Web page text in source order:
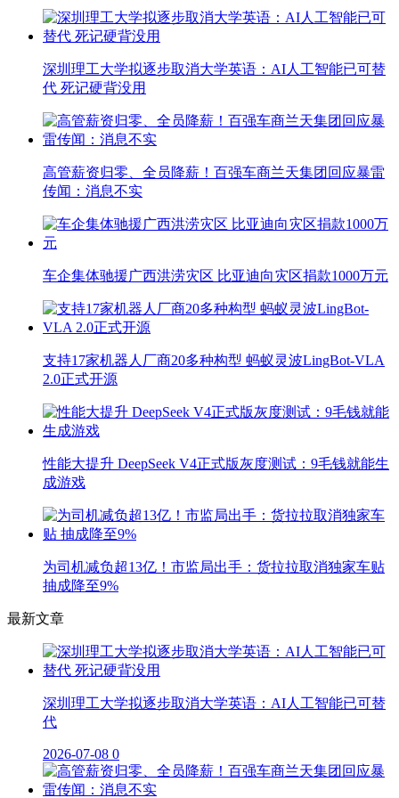
深圳理工大学拟逐步取消大学英语：AI人工智能已可替
代 死记硬背没用
高管薪资归零、全员降薪！百强车商兰天集团回应暴雷
传闻：消息不实
车企集体驰援广西洪涝灾区 比亚迪向灾区捐款1000万元
支持17家机器人厂商20多种构型 蚂蚁灵波LingBot-VLA
2.0正式开源
性能大提升 DeepSeek V4正式版灰度测试：9毛钱就能生
成游戏
为司机减负超13亿！市监局出手：货拉拉取消独家车贴
抽成降至9%
最新文章
深圳理工大学拟逐步取消大学英语：AI人工智能已可替
代
2026-07-08 0